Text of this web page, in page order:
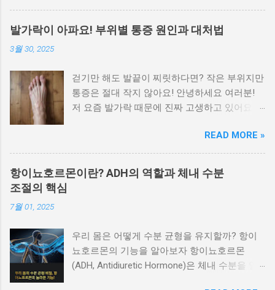
은 반점, 각질, 수포 등 증상만으로도 어느 정도
피부병을 구별할 수 있습니다. 이 글에서는 대표
적인 피부 질환을 증상별로 나눠 정리 하여 빠르
는 경우 습진과 옴을 우선적으로 의심해야 합니
다 가장 흔한 피부 증상인 가려움은 원인에 따라
양상이 다릅니다. 습진 은 피부가 붉어지고 벗겨
으로, 특히 밤에 가려움이 심해지는 것이 특징입
니다. 가려운 부위가 손가락 사이, 겨드랑이, 배
꼽 주변이라면 옴의 가능성이 높습니다. 붉은 반
급성 두드러기나 알레르기성 피부염 이 생길 수
있습니다. 가렵고, 붉은 발진이 일시적으로 퍼졌
다가 사라지는 증상이 반복된다면 면역 반응과
관련된 피부 질환일 가능성이 큽니다. 물집이 생
발가락이 아파요! 부위별 통증 원인과 대처법
3월 30, 2025
걷기만 해도 발끝이 찌릿하다면? 작은 부위지만
통증은 절대 작지 않아요! 안녕하세요 여러분!
저 요즘 발가락 때문에 진짜 고생하고 있어요.
딜 때, 말로 표현 못할 만큼 아프더라고요. 처음
엔 대수롭지 않게 생각했는데 이게 점점 심해져
서 결국 병원도 다녀왔습니다. 발가락이 이렇게
나 중요했다는 걸, 직접 아파보고 나서야 알겠더
증: 통풍? 무지외반증? 발가락 마디별 통증 비교
찌릿한 통증의 원인 5가지 갑자기 아픈 발가락,
응급 상황일까? 부위별 자가치료법 한눈에 보기
READ MORE »
항이뇨호르몬이란? ADH의 역할과 체내 수분
조절의 핵심
7월 01, 2025
우리 몸은 어떻게 수분 균형을 유지할까? 항이
뇨호르몬의 기능을 알아보자 항이뇨호르몬
(ADH, Antidiuretic Hormone)은 체내 수분을 일